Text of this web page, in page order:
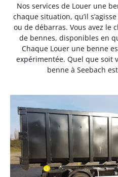
Nos services de Louer une
chaque situation, qu’il
ou de débarras. Vous avez le
de bennes, disponibles en
Chaque Louer une benne
expérimentée. Quel que soit
benne à Seebach